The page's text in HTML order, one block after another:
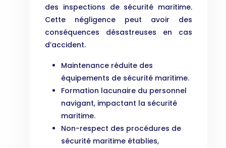
des inspections de sécurité maritime.
Cette négligence peut avoir des
conséquences désastreuses en cas
d’accident.
Maintenance réduite des
équipements de sécurité maritime.
Formation lacunaire du personnel
navigant, impactant la sécurité
maritime.
Non-respect des procédures de
sécurité maritime établies,